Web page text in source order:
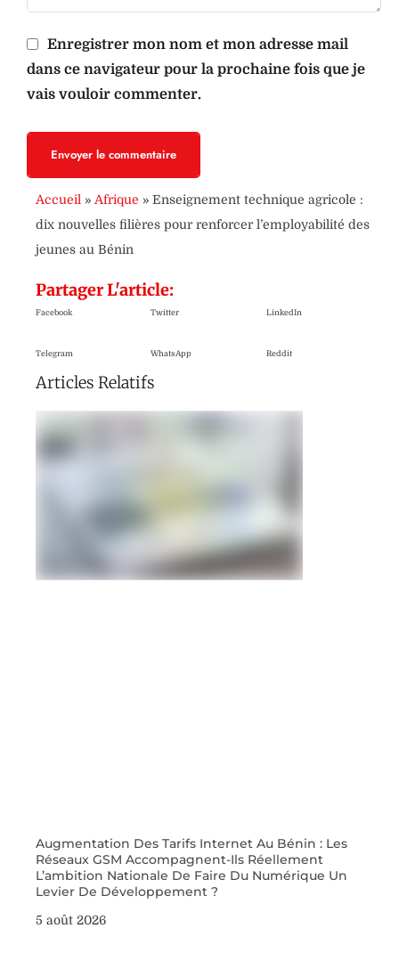
Enregistrer mon nom et mon adresse mail
dans ce navigateur pour la prochaine fois que je
vais vouloir commenter.
Envoyer le commentaire
Accueil » Afrique » Enseignement technique agricole :
dix nouvelles filières pour renforcer l’employabilité des
jeunes au Bénin
Partager L'article:
Facebook Twitter LinkedIn
Telegram WhatsApp Reddit
Articles Relatifs
Augmentation Des Tarifs Internet Au Bénin : Les
Réseaux GSM Accompagnent-Ils Réellement
L’ambition Nationale De Faire Du Numérique Un
Levier De Développement ?
5 août 2026